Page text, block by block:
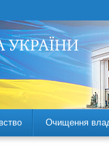
Очищення